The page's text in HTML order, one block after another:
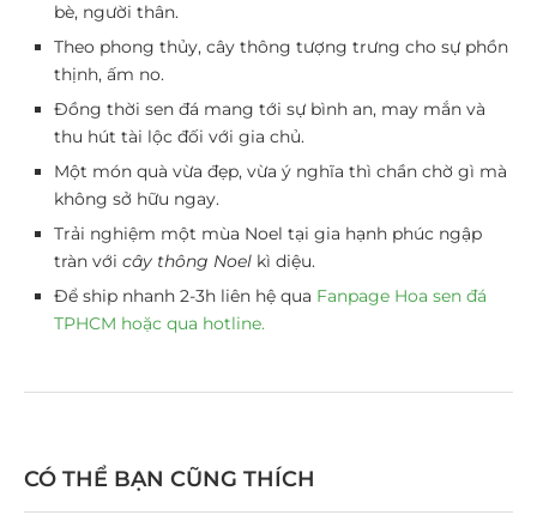
bè, người thân.
Theo phong thủy, cây thông tượng trưng cho sự phồn
thịnh, ấm no.
Đồng thời sen đá mang tới sự bình an, may mắn và
thu hút tài lộc đối với gia chủ.
Một món quà vừa đẹp, vừa ý nghĩa thì chần chờ gì mà
không sở hữu ngay.
Trải nghiệm một mùa Noel tại gia hạnh phúc ngập
tràn với cây thông Noel kì diệu.
Để ship nhanh 2-3h liên hệ qua Fanpage Hoa sen đá
TPHCM hoặc qua hotline.
CÓ THỂ BẠN CŨNG THÍCH